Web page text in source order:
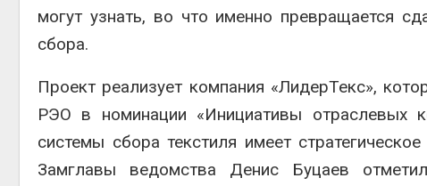
могут узнать, во что именно превращается
сбора.
Проект реализует компания «ЛидерТекс»,
РЭО в номинации «Инициативы отраслевых
системы сбора текстиля имеет
Замглавы ведомства Денис Буцаев